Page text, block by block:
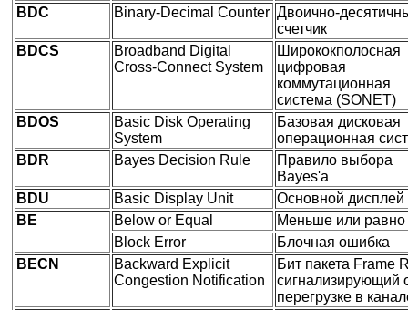
BDC
Binary-Decimal Counter Двоично-
счетчик
BDCS
Broadband Digital
Cross-Connect System
Ширококполосная
цифровая
коммутационная
система (SONET)
BDOS
Basic Disk Operating
System
Базовая дисковая
операционная
BDR
Bayes Decision Rule
Правило выбора
Bayes'а
BDU
Basic Display Unit
Основной дисплей
BE
Below or Equal
Меньше или равно
Block Error
Блочная ошибка
BECN
Backward Explicit
Congestion Notification
Бит пакета Frame
сигнализирующий
перегрузке в